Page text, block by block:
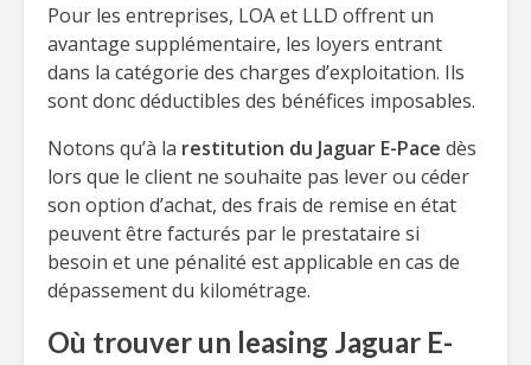
Pour les entreprises, LOA et LLD offrent un
avantage supplémentaire, les loyers entrant
dans la catégorie des charges d’exploitation. Ils
sont donc déductibles des bénéfices imposables.
Notons qu’à la restitution du Jaguar E-Pace dès
lors que le client ne souhaite pas lever ou céder
son option d’achat, des frais de remise en état
peuvent être facturés par le prestataire si
besoin et une pénalité est applicable en cas de
dépassement du kilométrage.
Où trouver un leasing Jaguar E-